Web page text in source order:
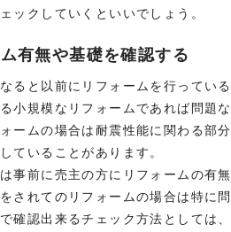
ックしていくといいでしょう。
有無や基礎を確認する
ると以前にリフォームを行ってい
小規模なリフォームであれば問題
ームの場合は耐震性能に関わる部
ていることがあります。
事前に売主の方にリフォームの有
されてのリフォームの場合は特に
確認出来るチェック方法としては